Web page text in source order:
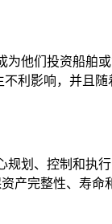
为他们投资船舶
利影响，并且
划、控制和执
产完整性、寿命